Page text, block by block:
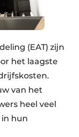
(EAT) zijn
het laagste
van het
heel veel
hun